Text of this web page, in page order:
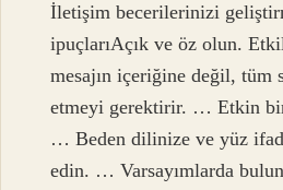
İletişim becerilerinizi
ipuçlarıAçık ve öz olun.
mesajın içeriğine değil, tüm
etmeyi gerektirir. … Etkin
… Beden dilinize ve yüz
edin. … Varsayımlarda